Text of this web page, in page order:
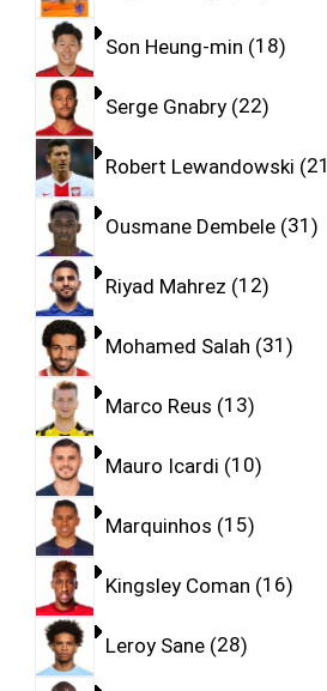
Son Heung-min 18
Serge Gnabry 22
Robert Lewandowski 21
Ousmane Dembele 31
Riyad Mahrez 12
Mohamed Salah 31
Marco Reus 13
Mauro Icardi 10
Marquinhos 15
Kingsley Coman 16
Leroy Sane 28